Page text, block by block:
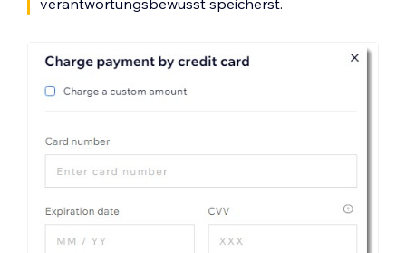
verantwortungsbewusst speicherst.